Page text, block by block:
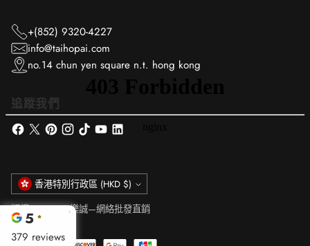
+(852) 9320-4227
info@taihopai.com
no.14 chun yen square n.t. hong kong
追蹤我們
貨
幣
香港特別行政區 (HKD $)
版權 © 2026,樂誠—網絡批發直銷